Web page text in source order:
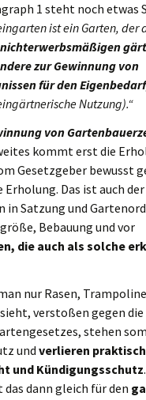
1 steht noch etwas
ist ein Garten, der
zur Gewinnung von
für den Eigenbedarf
Nutzung).“
von
kommt erst die
Gesetzgeber bewusst
Das ist auch
in Satzung und
Bebauung und vor
die auch als solche
nur Rasen,
verstoßen gegen die
stehen
und verlieren
und Kündigungsschutz
dann gleich für den